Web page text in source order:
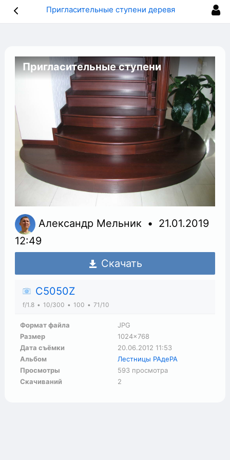
Пригласительные ступени деревянной лестницы, ТМ РАдеРА
Пригласительные ступени
деревянной лестницы, ТМ РАдеРА
Александр Мельник
21.01.2019
12:49
Скачать
C5050Z
f/1.8 10/300 100 71/10
Формат файла
JPG
Размер
1024×768
Дата съёмки
20.06.2012 11:53
Альбом
Лестницы РАдеРА
Просмотры
593 просмотра
Скачиваний
2